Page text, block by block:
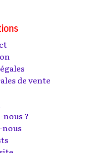
de vente
nous ?
nous